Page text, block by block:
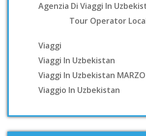
Agenzia Di Viaggi In
Tour Operator
Viaggi
Viaggi In Uzbekistan
Viaggi In Uzbekistan MARZO
Viaggio In Uzbekistan